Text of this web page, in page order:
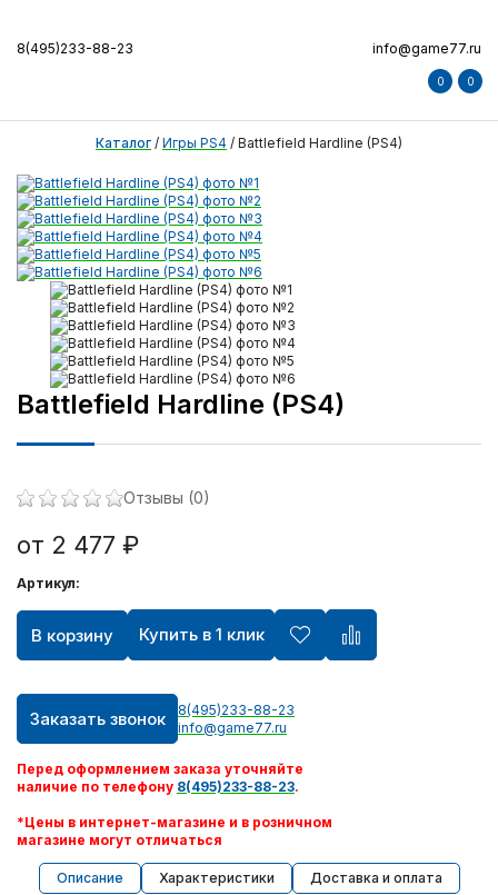
8(495)233-88-23 info@game77.ru
0 0
Каталог / Игры PS4 / Battlefield Hardline (PS4)
Battlefield Hardline (PS4)
Отзывы (0)
от 2 477 ₽
Артикул:
В корзину Купить в 1 клик
Заказать звонок
8(495)233-88-23
info@game77.ru
Перед оформлением заказа уточняйте
наличие по телефону 8(495)233-88-23.
*Цены в интернет-магазине и в розничном
магазине могут отличаться
Описание Характеристики Доставка и оплата